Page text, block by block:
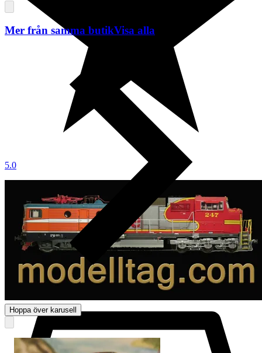
5.0
Mer från samma butikVisa alla
Hoppa över karusell